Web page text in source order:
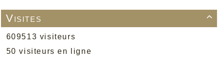

Visites
609513 visiteurs
50 visiteurs en ligne